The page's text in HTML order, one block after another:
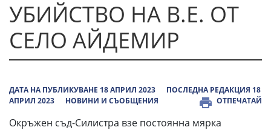
УБИЙСТВО НА В.Е. ОТ
СЕЛО АЙДЕМИР
ДАТА НА ПУБЛИКУВАНЕ 18 АПРИЛ 2023
ПОСЛЕДНА РЕДАКЦИЯ 18
АПРИЛ 2023
НОВИНИ И СЪОБЩЕНИЯ ОТПЕЧАТАЙ
Окръжен съд-Силистра взе постоянна мярка